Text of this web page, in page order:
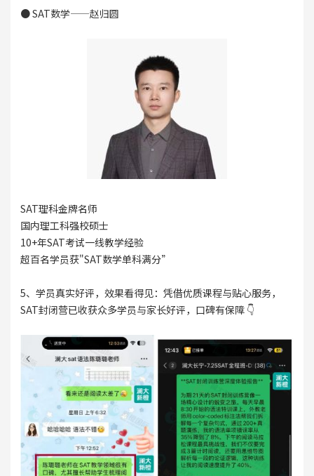
● SAT数学——赵归圆
SAT理科金牌名师
国内理工科强校硕士
10+年SAT考试一线教学经验
超百名学员获"SAT数学单科满分”
5、学员真实好评，效果看得见：凭借优质课程与贴心服务，
SAT封闭营已收获众多学员与家长好评，口碑有保障 👇